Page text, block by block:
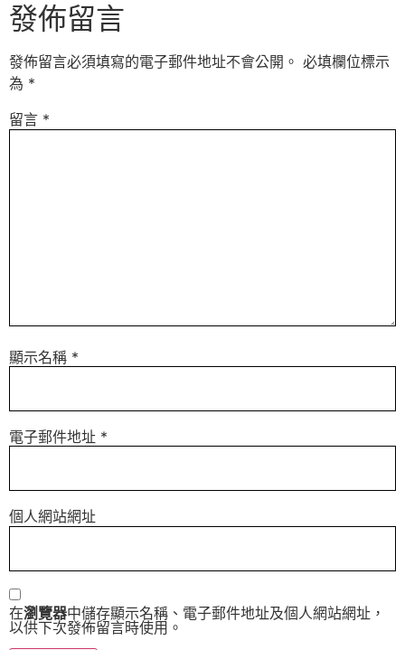
發佈留言
發佈留言必須填寫的電子郵件地址不會公開。 必填欄位標示
為 *
留言 *
顯示名稱 *
電子郵件地址 *
個人網站網址
在瀏覽器中儲存顯示名稱、電子郵件地址及個人網站網址，
以供下次發佈留言時使用。